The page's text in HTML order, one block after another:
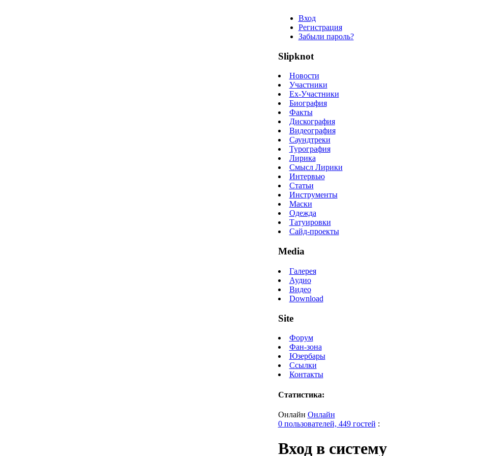
Вход
Регистрация
Забыли пароль?
Slipknot
Новости
Участники
Ex-Участники
Биография
Факты
Дискография
Видеография
Саундтреки
Турография
Лирика
Смысл Лирики
Интервью
Статьи
Инструменты
Маски
Одежда
Татуировки
Сайд-проекты
Media
Галерея
Аудио
Видео
Download
Site
Форум
Фан-зона
Юзербары
Ссылки
Контакты
Статистика:
Онлайн Онлайн
0 пользователей, 449 гостей :
Вход в систему